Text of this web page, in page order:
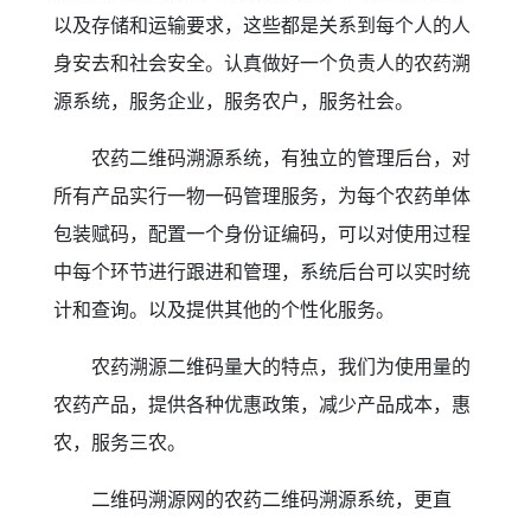
以及存储和运输要求，这些都是关系到每个人的人
身安去和社会安全。认真做好一个负责人的农药溯
源系统，服务企业，服务农户，服务社会。
农药二维码溯源系统，有独立的管理后台，对
所有产品实行一物一码管理服务，为每个农药单体
包装赋码，配置一个身份证编码，可以对使用过程
中每个环节进行跟进和管理，系统后台可以实时统
计和查询。以及提供其他的个性化服务。
农药溯源二维码量大的特点，我们为使用量的
农药产品，提供各种优惠政策，减少产品成本，惠
农，服务三农。
二维码溯源网的农药二维码溯源系统，更直